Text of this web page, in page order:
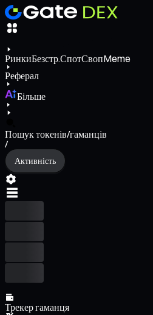
РинкиБезстр.СпотСвопMeme
Реферал
Більше
Пошук токенів/гаманців
/
Активність
Трекер гаманця